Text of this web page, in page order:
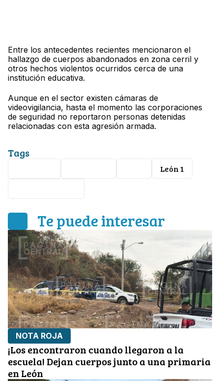
Entre los antecedentes recientes mencionaron el
hallazgo de cuerpos abandonados en zona cerril y
otros hechos violentos ocurridos cerca de una
institución educativa.
Aunque en el sector existen cámaras de
videovigilancia, hasta el momento las corporaciones
de seguridad no reportaron personas detenidas
relacionadas con esta agresión armada.
Tags
León 1
Te puede interesar
NOTA ROJA
¡Los encontraron cuando llegaron a la
escuela! Dejan cuerpos junto a una primaria
en León